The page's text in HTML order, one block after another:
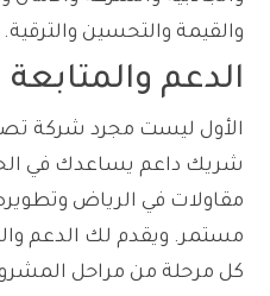
والقيمة والتحسين والترقية.
الدعم والمتابعة
الأول ليست مجرد شركة
شريك داعم يساعدك في
مقاولات في الرياض
مستمر. ويقدم لك الدعم
كل مرحلة من مراحل